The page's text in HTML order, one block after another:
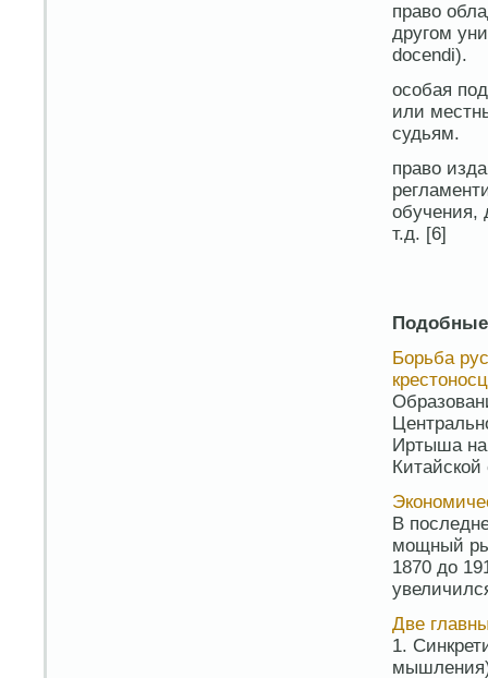
право
другом
docendi).
особая
или
судьям.
право
обучения,
т.д. [6]
Борьба
Иртыша
В
мощный
1870 до
Две
1.